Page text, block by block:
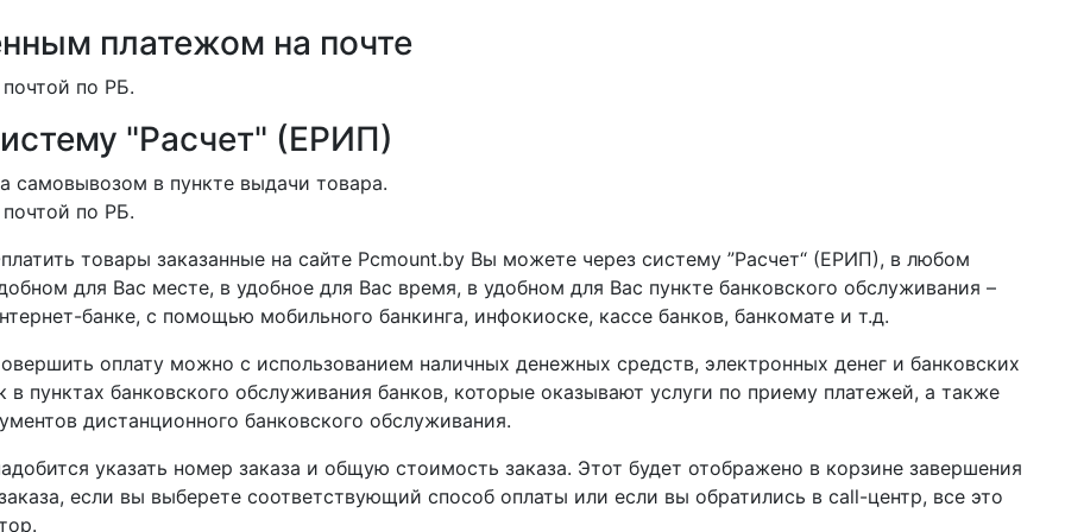
платежом на почте
по РБ.
"Расчет" (ЕРИП)
самовывозом в пункте выдачи товара.
по РБ.
товары заказанные на сайте Pcmount.by Вы можете через систему ”Расчет“ (ЕРИП), в любом
для Вас месте, в удобное для Вас время, в удобном для Вас пункте банковского обслуживания –
банке, с помощью мобильного банкинга, инфокиоске, кассе банков, банкомате и т.д.
оплату можно с использованием наличных денежных средств, электронных денег и банковских
в пунктах банковского обслуживания банков, которые оказывают услуги по приему платежей, а также
дистанционного банковского обслуживания.
указать номер заказа и общую стоимость заказа. Этот будет отображено в корзине завершения
если вы выберете соответствующий способ оплаты или если вы обратились в call-центр, все это